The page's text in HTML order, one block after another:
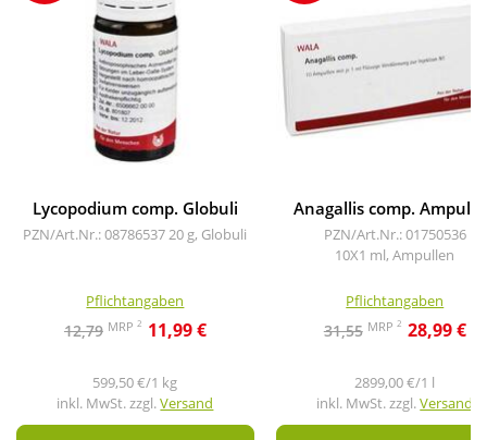
Lycopodium comp. Globuli
PZN/Art.Nr.: 0878653720 g, Globuli
Pflichtangaben
12,79 MRP 2 11,99 €
599,50 €/1 kg
inkl. MwSt. zzgl.Versand
Anagallis comp.
PZN/Art.Nr.: 01750536
10X1 ml, Ampullen
Pflichtangaben
31,55 MRP 2 28,99 €
2899,00 €/1 l
inkl. MwSt. zzgl.Versand